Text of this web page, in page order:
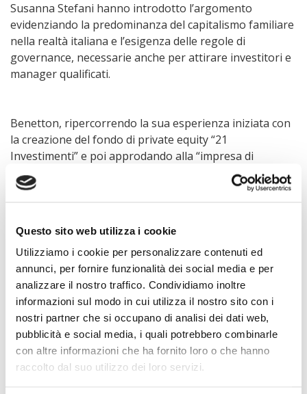
Questo sito web utilizza i cookie
Utilizziamo i cookie per personalizzare contenuti ed
annunci, per fornire funzionalità dei social media e per
analizzare il nostro traffico. Condividiamo inoltre
informazioni sul modo in cui utilizza il nostro sito con i
nostri partner che si occupano di analisi dei dati web,
pubblicità e social media, i quali potrebbero combinarle
con altre informazioni che ha fornito loro o che hanno
raccolto dal suo utilizzo dei loro servizi.
Susanna Stefani hanno introdotto l’argomento
evidenziando la predominanza del capitalismo familiare
nella realtà italiana e l’esigenza delle regole di
governance, necessarie anche per attirare investitori e
manager qualificati.
Benetton, ripercorrendo la sua esperienza iniziata con
la creazione del fondo di private equity “21
Investimenti” e poi approdando alla “impresa di
famiglia”, ha sottolineato la necessità di avere delle
regole di governance per favorire e garantire la
crescita dimensionale e culturale dell’ impresa, regole
crescita e di cambiamenti aziendali.
Egli ha inoltre sottolineato il ruolo fondamentale dei
consiglieri indipendenti ai quali riconosce, oltre al
consueto ruolo di “monitoraggio” sul buon
funzionamento del consiglio, quello di propulsori di
nuove soluzioni e prospettive aziendali in grado di
creare discontinuità sulle abitudini e le “resistenze”